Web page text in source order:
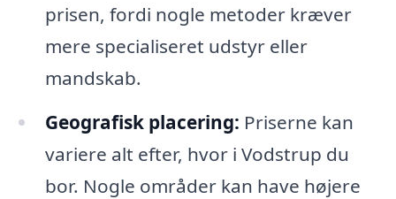
prisen, fordi nogle metoder kræver
mere specialiseret udstyr eller
mandskab.
Geografisk placering: Priserne kan
variere alt efter, hvor i Vodstrup du
bor. Nogle områder kan have højere